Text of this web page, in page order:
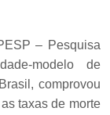
– Pesquisa
modelo de
comprovou
taxas de morte